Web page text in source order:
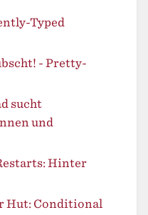
Typed
- Pretty-
sucht
und
Hinter
Hut: Conditional